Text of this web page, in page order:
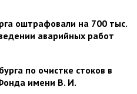
оштрафовали на 700 тыс.
аварийных работ
по очистке стоков в
имени В. И.